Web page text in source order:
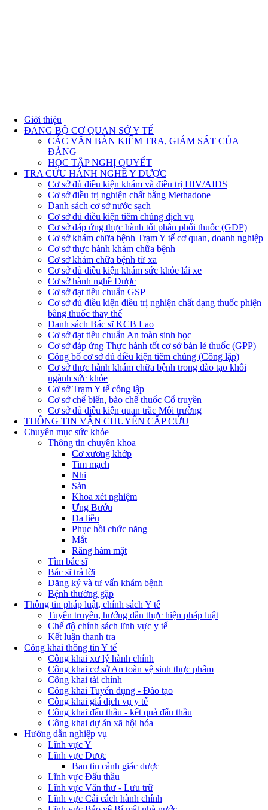
Giới thiệu
ĐẢNG BỘ CƠ QUAN SỞ Y TẾ
CÁC VĂN BẢN KIỂM TRA, GIÁM SÁT CỦA
ĐẢNG
HỌC TẬP NGHỊ QUYẾT
TRA CỨU HÀNH NGHỀ Y DƯỢC
Cơ sở đủ điều kiện khám và điều trị HIV/AIDS
Cơ sở điều trị nghiện chất bằng Methadone
Danh sách cơ sở nước sạch
Cơ sở đủ điều kiện tiêm chủng dịch vụ
Cơ sở đáp ứng thực hành tốt phân phối thuốc (GDP)
Cơ sở khám chữa bệnh Trạm Y tế cơ quan, doanh nghiệp
Cơ sở thực hành khám chữa bệnh
Cơ sở khám chữa bệnh từ xa
Cơ sở đủ điều kiện khám sức khỏe lái xe
Cơ sở hành nghề Dược
Cơ sở đạt tiêu chuẩn GSP
Cơ sở đủ điều kiện điều trị nghiện chất dạng thuốc phiện
bằng thuốc thay thế
Danh sách Bác sĩ KCB Lao
Cơ sở đạt tiêu chuẩn An toàn sinh học
Cơ sở đáp ứng Thực hành tốt cơ sở bán lẻ thuốc (GPP)
Công bố cơ sở đủ điều kiện tiêm chủng (Công lập)
Cơ sở thực hành khám chữa bệnh trong đào tạo khối
ngành sức khỏe
Cơ sở Trạm Y tế công lập
Cơ sở chế biến, bào chế thuốc Cổ truyền
Cơ sở đủ điều kiện quan trắc Môi trường
THÔNG TIN VẬN CHUYỂN CẤP CỨU
Chuyên mục sức khỏe
Thông tin chuyên khoa
Cơ xương khớp
Tim mạch
Nhi
Sản
Khoa xét nghiệm
Ưng Bướu
Da liễu
Phục hồi chức năng
Mắt
Răng hàm mặt
Tìm bác sĩ
Bác sĩ trả lời
Đăng ký và tư vấn khám bệnh
Bệnh thường gặp
Thông tin pháp luật, chính sách Y tế
Tuyên truyền, hướng dẫn thực hiện pháp luật
Chế độ chính sách lĩnh vực y tế
Kết luận thanh tra
Công khai thông tin Y tế
Công khai xư lý hành chính
Công khai cơ sở An toàn vệ sinh thực phẩm
Công khai tài chính
Công khai Tuyển dụng - Đào tạo
Công khai giá dịch vụ y tế
Công khai đấu thầu - kết quả đấu thầu
Công khai dự án xã hội hóa
Hướng dẫn nghiệp vụ
Lĩnh vực Y
Lĩnh vực Dược
Ban tin cảnh giác dược
Lĩnh vực Đấu thầu
Lĩnh vực Văn thư - Lưu trữ
Lĩnh vực Cải cách hành chính